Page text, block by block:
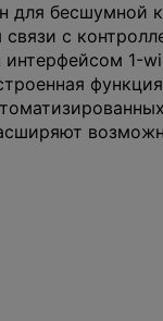
для бесшумной
с
1-